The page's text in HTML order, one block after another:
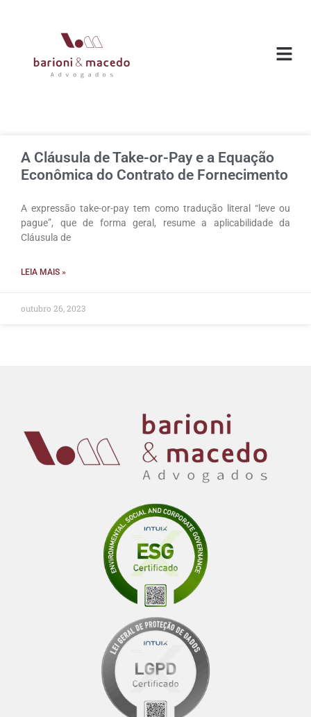
A Cláusula de Take-or-Pay e a Equação
Econômica do Contrato de Fornecimento
A expressão take-or-pay tem como tradução literal “leve ou
pague”, que de forma geral, resume a aplicabilidade da
Cláusula de
LEIA MAIS »
outubro 26, 2023